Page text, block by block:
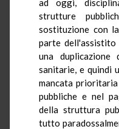
ad oggi,
strutture
sostituzione con
parte dell'assistito
una
sanitarie, e quindi
mancata
pubbliche e nel
della struttura
tutto